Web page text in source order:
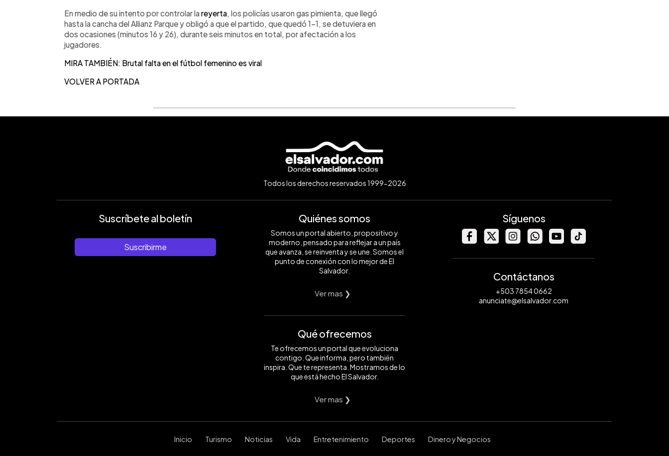
En medio de su intento por controlar lareyerta , los policías usaron gas pimienta, que llegó
hasta la cancha del Allianz Parque y obligó a que el partido, que quedó 1-1, se detuviera en
dos ocasiones (minutos 16 y 26), durante seis minutos en total, por afectación a los
jugadores.
MIRA TAMBIÉN: Brutal falta en el fútbol femenino es viral
VOLVER A PORTADA
Todos los derechos reservados 1999-2026
Suscríbete al boletín
Suscribirme
Quiénes somos
Somos un portal abierto, propositivo y
moderno, pensado para reflejar a un país
que avanza, se reinventa y se une. Somos el
punto de conexión con lo mejor de El
Salvador.
Ver mas ❯
Qué ofrecemos
Te ofrecemos un portal que evoluciona
contigo. Que informa, pero también
inspira. Que te representa. Mostramos de lo
que está hecho El Salvador.
Ver mas ❯
Síguenos
Contáctanos
+503 7854 0662
anunciate@elsalvador.com
Inicio Turismo Noticias Vida Entretenimiento Deportes Dinero y Negocios